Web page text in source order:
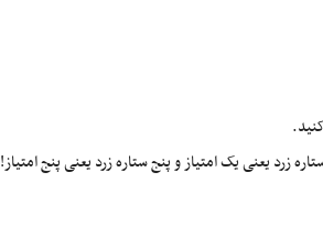
زرد یعنی یک امتیاز و پنج ستاره زرد یعنی پنج امتیاز!